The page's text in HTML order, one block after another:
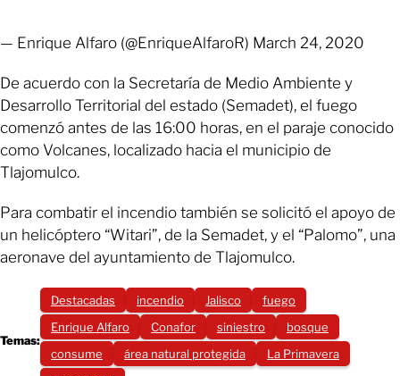
— Enrique Alfaro (@EnriqueAlfaroR) March 24, 2020
De acuerdo con la Secretaría de Medio Ambiente y
Desarrollo Territorial del estado (Semadet), el fuego
comenzó antes de las 16:00 horas, en el paraje conocido
como Volcanes, localizado hacia el municipio de
Tlajomulco.
Para combatir el incendio también se solicitó el apoyo de
un helicóptero “Witari”, de la Semadet, y el “Palomo”, una
aeronave del ayuntamiento de Tlajomulco.
Temas:
Destacadas incendio Jalisco
fuego
Enrique Alfaro
Conafor siniestro
bosque
consume
área natural protegida
La Primavera